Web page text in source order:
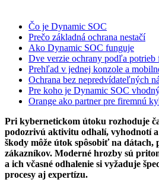
Čo je Dynamic SOC
Prečo základná ochrana nestačí
Ako Dynamic SOC funguje
Dve verzie ochrany podľa potrieb
Prehľad v jednej konzole a
Ochrana bez nepredvídateľných
Pre koho je Dynamic SOC
Orange ako partner pre firemnú
Pri kybernetickom útoku rozhoduje
podozrivú aktivitu odhalí, vyhodnotí a
škody môže útok spôsobiť na dátach,
zákazníkov. Moderné hrozby sú
a ich včasné odhalenie si vyžaduje
procesy aj expertízu.